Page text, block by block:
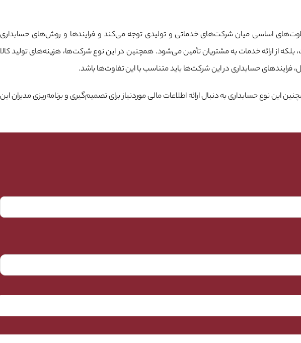
اساسی میان شرکت‌های خدماتی و تولیدی توجه می‌کند و فرایندها و روش‌های حسابداری
از ارائه خدمات به مشتریان تأمین می‌شود. همچنین در این نوع شرکت‌ها، هزینه‌های تولید کالا
حسابداری در این شرکت‌ها باید متناسب با این تفاوت‌ها باشد.
نوع حسابداری به دنبال ارائه اطلاعات مالی موردنیاز برای تصمیم‌گیری و برنامه‌ریزی مدیران این